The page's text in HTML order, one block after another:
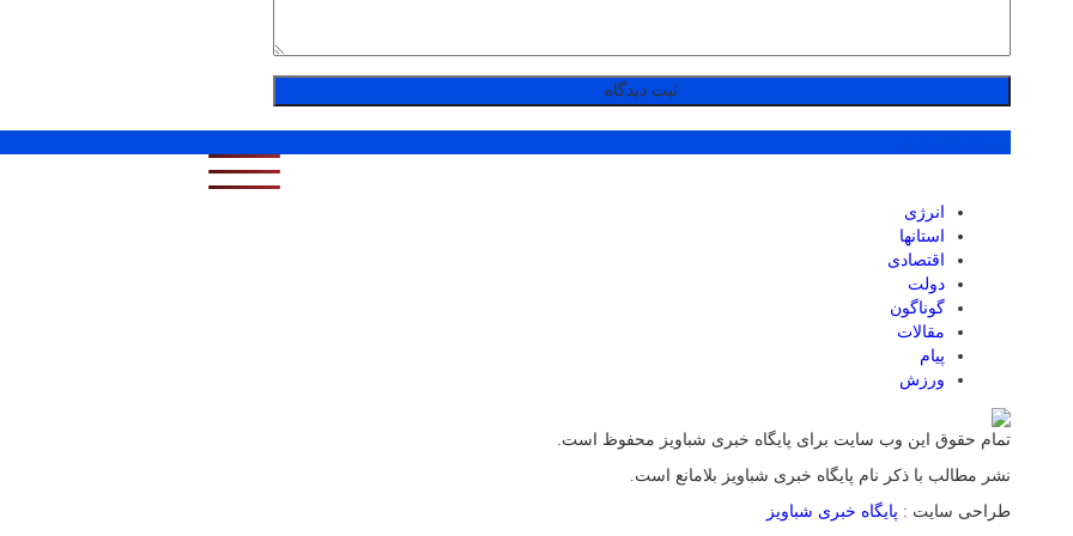
انرژی
استانها
اقتصادی
دولت
گوناگون
مقالات
پیام
ورزش
تمام حقوق این وب سایت برای پایگاه خبری شباویز محفوظ است.
نشر مطالب با ذکر نام پایگاه خبری شباویز بلامانع است.
طراحی سایت : پایگاه خبری شباویز